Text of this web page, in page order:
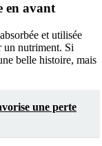
en avant
et utilisée
un nutriment. Si
belle histoire, mais
une perte